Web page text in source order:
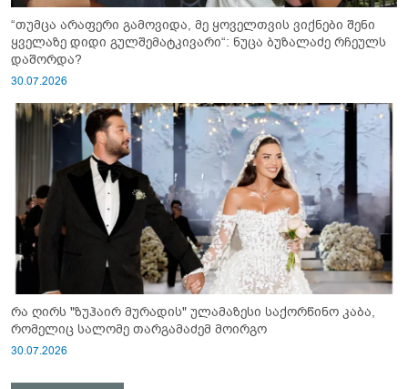
“თუმცა არაფერი გამოვიდა, მე ყოველთვის ვიქნები შენი
ყველაზე დიდი გულშემატკივარი“: ნუცა ბუზალაძე რჩეულს
დაშორდა?
30.07.2026
რა ღირს "ზუჰაირ მურადის" ულამაზესი საქორწინო კაბა,
რომელიც სალომე თარგამაძემ მოირგო
30.07.2026